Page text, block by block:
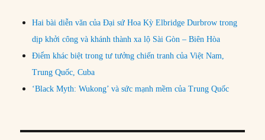
Hai bài diễn văn của Đại sứ Hoa Kỳ Elbridge Durbrow trong
dịp khởi công và khánh thành xa lộ Sài Gòn – Biên Hòa
Điểm khác biệt trong tư tưởng chiến tranh của Việt Nam,
Trung Quốc, Cuba
‘Black Myth: Wukong’ và sức mạnh mềm của Trung Quốc